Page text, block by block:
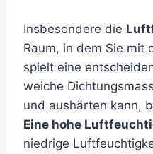
Insbesondere die
Raum, in dem Sie mit
spielt eine
weiche
und aushärten kann,
Eine hohe
niedrige